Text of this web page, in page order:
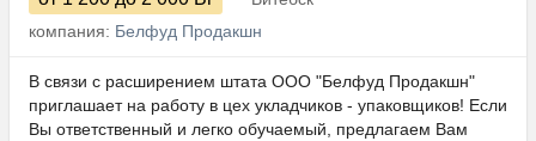
компания: Белфуд Продакшн
В связи с расширением штата ООО "Белфуд Продакшн"
приглашает на работу в цех укладчиков - упаковщиков! Если
Вы ответственный и легко обучаемый, предлагаем Вам